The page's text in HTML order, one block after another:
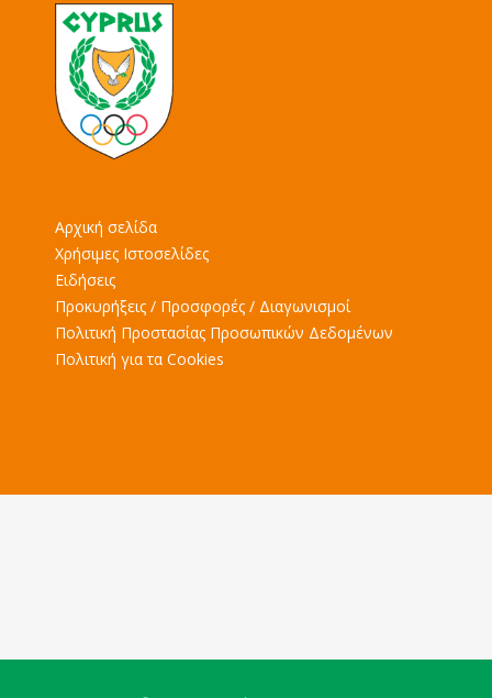
Αρχική σελίδα
Χρήσιμες Ιστοσελίδες
Ειδήσεις
Προκυρήξεις / Προσφορές / Διαγωνισμοί
Πολιτική Προστασίας Προσωπικών Δεδομένων
Πολιτική για τα Cookies